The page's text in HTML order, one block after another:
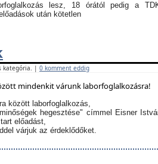
lesz, 18 órától pedig a
után kötetlen
kategória. | 0 komment eddig
mindenkit várunk laborfoglalkozásra!
között laborfoglalkozás,
hegesztése" címmel Eisner
előadást,
várjuk az érdeklődőket.